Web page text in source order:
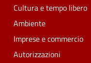
Cultura e tempo libero
Ambiente
Imprese e commercio
Autorizzazioni